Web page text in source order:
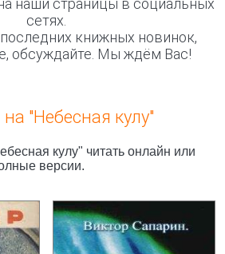
наши страницы в социальных
сетях.
книжных новинок,
обсуждайте. Мы ждём Вас!
"Небесная кулу"
кулу" читать онлайн или
версии.